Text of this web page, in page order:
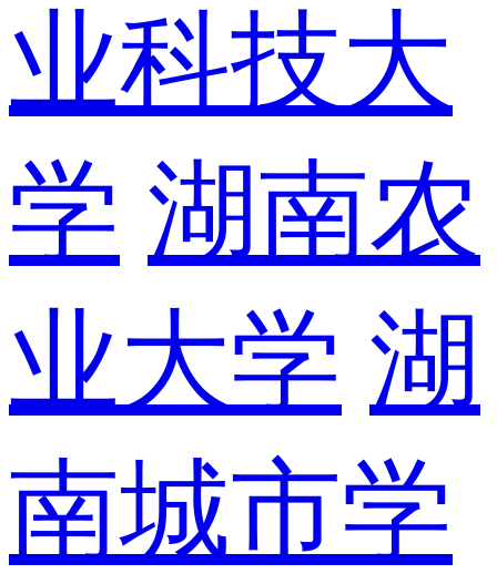
业科技大
学 湖南农
业大学 湖
南城市学